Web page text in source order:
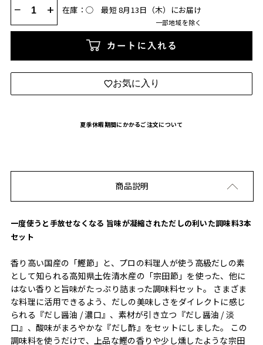
− + 在庫：◯ 最短 8月13日（木）にお届け
一部地域を除く
カートに入れる
お気に入り
夏季休暇期間にかかるご注文について
商品説明
一度使うと手放せなくなる 旨味が凝縮されただしの利いた調味料3本
セット
香り高い国産の「鰹節」と、プロの料理人が使う高級だしの素
として知られる高知県土佐清水産の「宗田節」を使った、他に
はない香りと旨味がたっぷり詰まった調味料セット。 さまざま
な料理に活用できるよう、だしの美味しさをダイレクトに感じ
られる『だし醤油 / 濃口』、素材が引き立つ『だし醤油 / 淡
口』、酸味がまろやかな『だし酢』をセットにしました。 この
調味料を使うだけで、上品な鰹の香りや少し燻したような宗田